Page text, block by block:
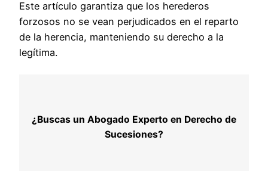
Este artículo garantiza que los herederos
forzosos no se vean perjudicados en el reparto
de la herencia, manteniendo su derecho a la
legítima.
¿Buscas un Abogado Experto en Derecho de
Sucesiones?